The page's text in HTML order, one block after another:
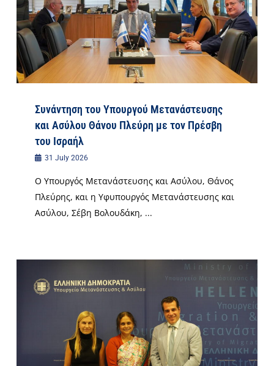
Συνάντηση του Υπουργού Μετανάστευσης
και Ασύλου Θάνου Πλεύρη με τον Πρέσβη
του Ισραήλ
31 July 2026
Ο Υπουργός Μετανάστευσης και Ασύλου, Θάνος
Πλεύρης, και η Υφυπουργός Μετανάστευσης και
Ασύλου, Σέβη Βολουδάκη, ...